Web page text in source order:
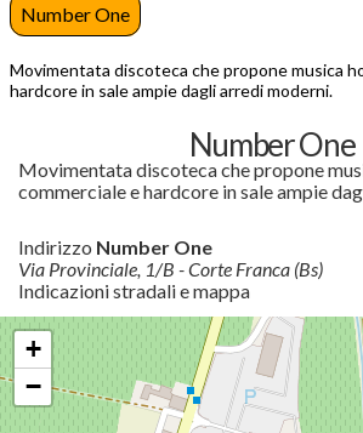
Number One
Movimentata discoteca che propone musica
hardcore in sale ampie dagli arredi moderni.
Number One
Movimentata discoteca che propone
commerciale e hardcore in sale ampie
Indirizzo Number One
Via Provinciale, 1/B - Corte Franca (Bs)
Indicazioni stradali e mappa
+
−